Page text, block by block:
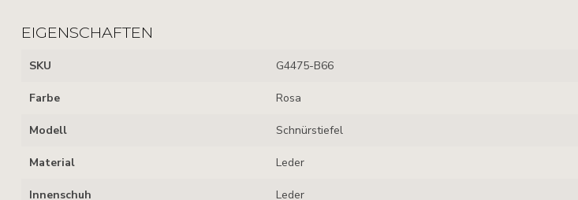
EIGENSCHAFTEN
SKU G4475-B66
Farbe Rosa
Modell Schnürstiefel
Material Leder
Innenschuh Leder